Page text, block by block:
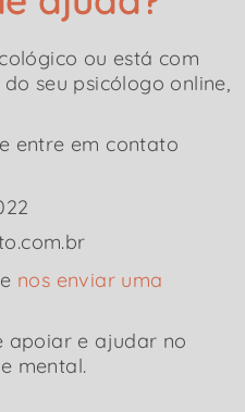
ou está com
seu psicólogo online,
e entre em contato
nos enviar uma
apoiar e ajudar no
mental.